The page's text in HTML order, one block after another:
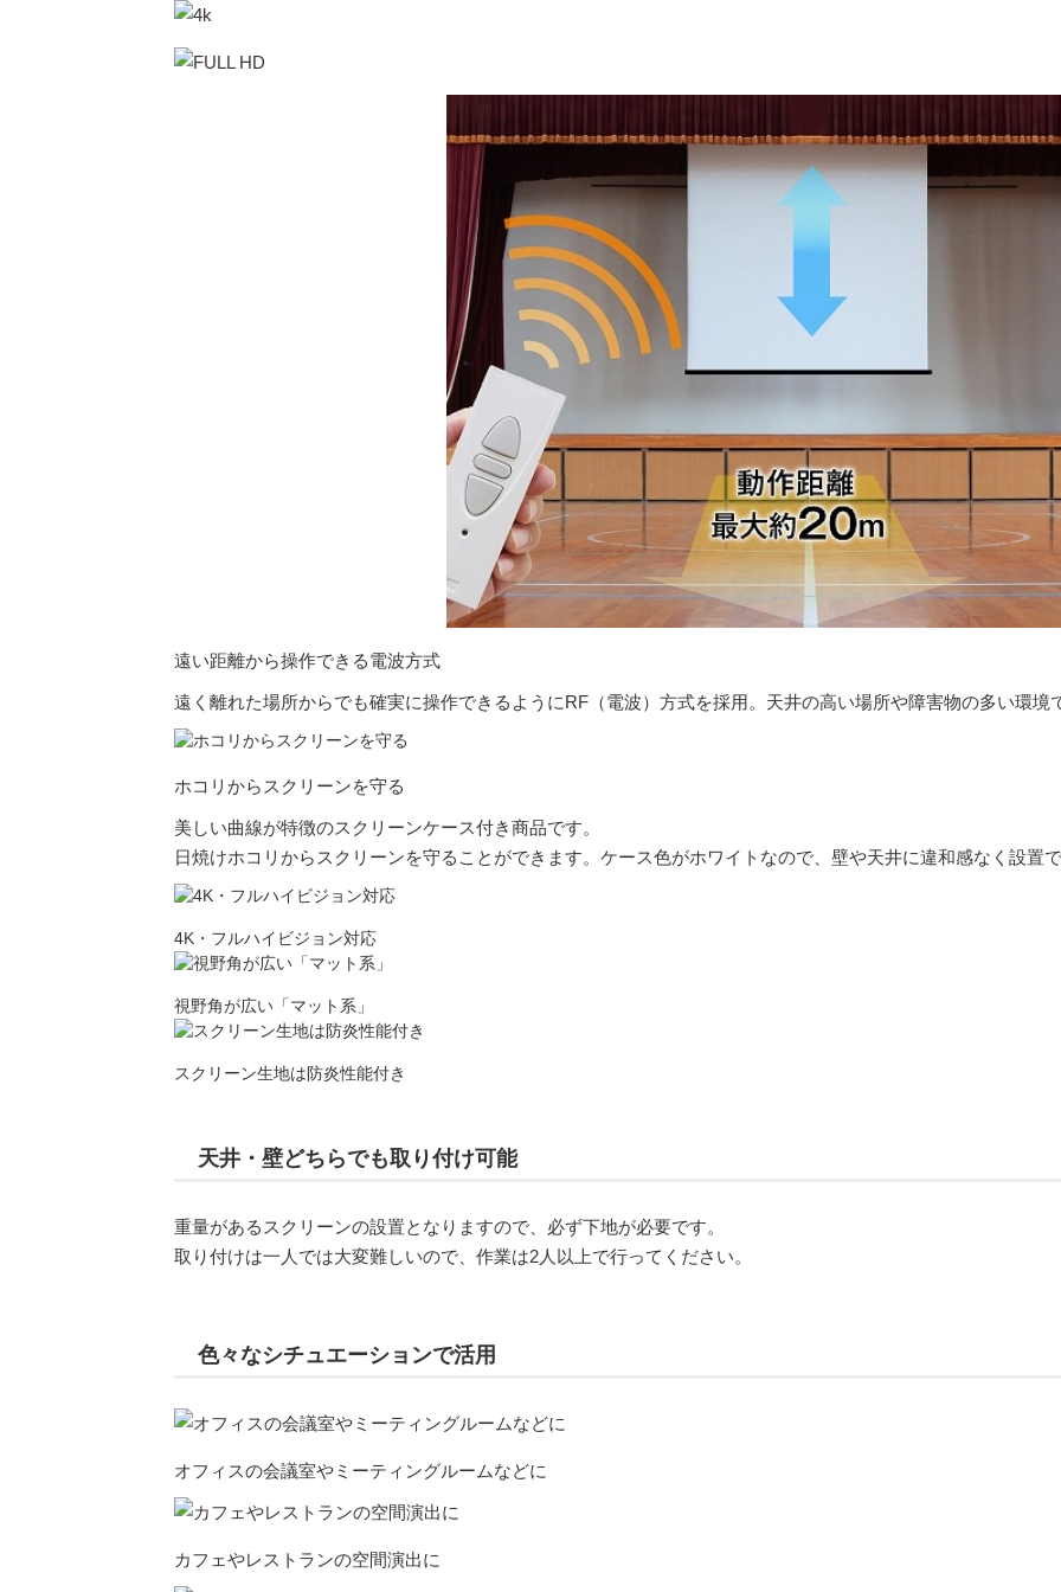
遠い距離から操作できる電波方式
遠く離れた場所からでも確実に操作できるようにRF（電波）方式を採用。天井の高い場所や障害物の多い環境
ホコリから スクリーンを守る
美しい曲線が特徴のスクリーンケース付き商品です。
日焼けホコリからスクリーンを守ることができます。ケース色がホワイトなので、壁や天井に違和感なく設置で
4K・フルハイビジョン対応
視野角が広い「マット系」
スクリーン生地は防炎性能付き
天井・壁どちらでも取り付け可能
重量があるスクリーンの設置となりますので、必ず下地が必要です。
取り付けは一人では大変難しいので、作業は2人以上で行ってください。
色々なシチュエーションで活用
オフィスの会議室やミーティングルームなどに
カフェやレストランの空間演出に